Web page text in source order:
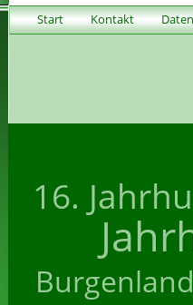
Start Kontakt
16.